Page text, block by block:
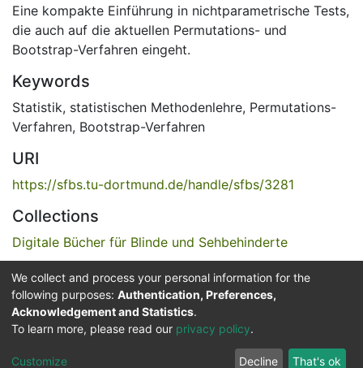
Eine kompakte Einführung in nichtparametrische Tests,
die auch auf die aktuellen Permutations- und
Bootstrap-Verfahren eingeht.
Keywords
Statistik, statistischen Methodenlehre, Permutations-
Verfahren, Bootstrap-Verfahren
URI
https://sfbs.tu-dortmund.de/handle/sfbs/3281
Collections
Digitale Bücher für Blinde und Sehbehinderte
Full item page
Service for the Blind and Visually Impaired
ITMC
Cookie
Privacy
policy
Feedback
We collect and process your personal information for the
following purposes: Authentication, Preferences,
Acknowledgement and Statistics.
To learn more, please read our privacy policy.
Customize Decline That's ok